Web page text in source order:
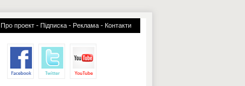
Про проект - Підписка - Реклама - Контакти